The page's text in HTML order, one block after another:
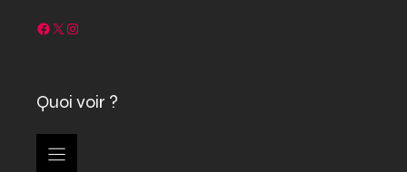
Facebook
X Instagram
Quoi voir ?